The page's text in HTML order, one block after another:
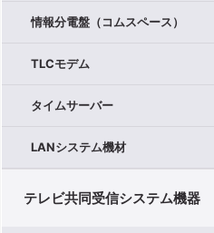
情報分電盤（コムスペース）
TLCモデム
タイムサーバー
LANシステム機材
テレビ共同受信システム機器